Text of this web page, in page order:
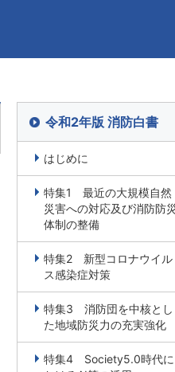
令和2年版 消防白書
はじめに
特集1 最近の大規模自然
災害への対応及び消防防災
体制の整備
特集2 新型コロナウイル
ス感染症対策
特集3 消防団を中核とし
た地域防災力の充実強化
特集4 Society5.0時代に